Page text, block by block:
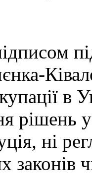
в
рішень
ні
законів